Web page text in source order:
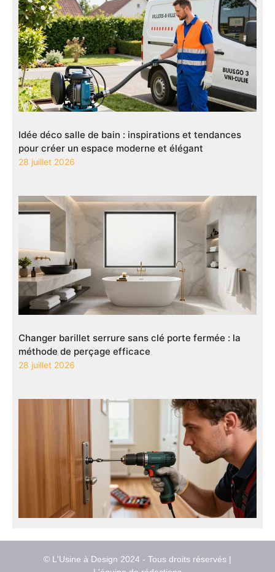
Idée déco salle de bain : inspirations et tendances
pour créer un espace moderne et élégant
28 juillet 2026
Changer barillet serrure sans clé porte fermée : la
méthode de perçage efficace
28 juillet 2026
© L'Usine à Design 2024 - Tous droits réservés |